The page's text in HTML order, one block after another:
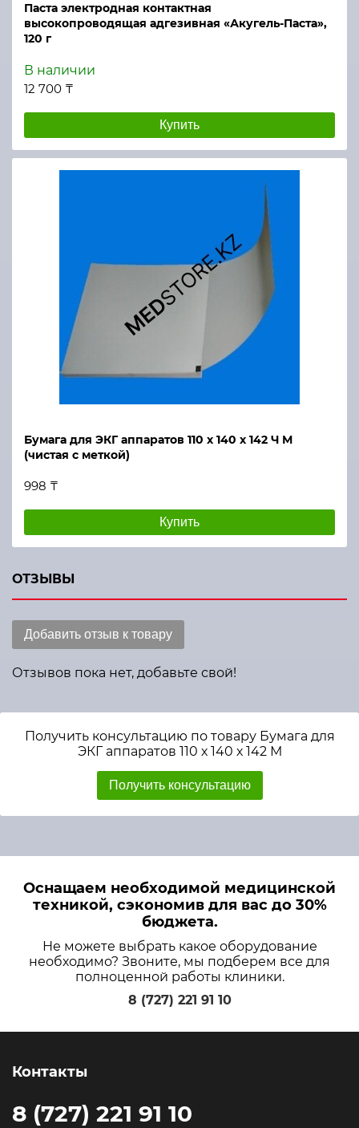
Паста электродная контактная
высокопроводящая адгезивная «Акугель-Паста»,
120 г
В наличии
12 700 ₸
Купить
Бумага для ЭКГ аппаратов 110 х 140 х 142 Ч М
(чистая с меткой)
998 ₸
Купить
ОТЗЫВЫ
Добавить отзыв к товару
Отзывов пока нет, добавьте свой!
Получить консультацию по товару Бумага для
ЭКГ аппаратов 110 х 140 х 142 М
Получить консультацию
Оснащаем необходимой медицинской
техникой, сэкономив для вас до 30%
бюджета.
Не можете выбрать какое оборудование
необходимо? Звоните, мы подберем все для
полноценной работы клиники.
8 (727) 221 91 10
Контакты
8 (727) 221 91 10